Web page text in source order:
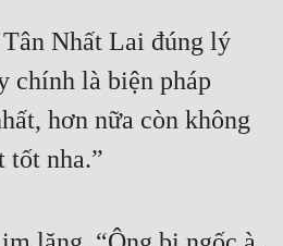
Tân Nhất Lai đúng lý
chính là biện pháp
hơn nữa còn không
tốt nha.”